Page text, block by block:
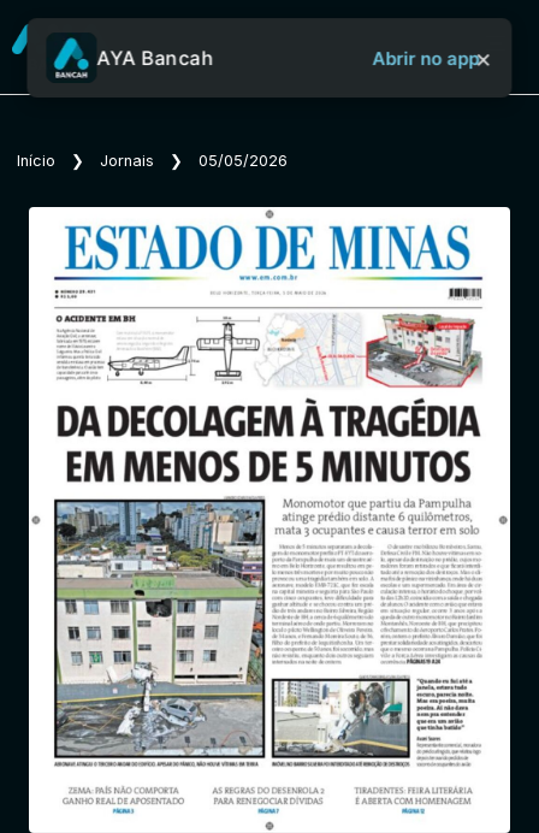
Sobre o Aya Bancah
Início
Revistas
Jornais
Notícias
Entrar
AYA Bancah Abrir no app×
Início ❯ Jornais ❯ 05/05/2026